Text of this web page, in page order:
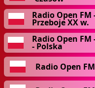
Radio Open
Przeboje XX w.
Radio Open FM
- Polska
Radio Open